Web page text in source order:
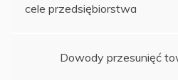
wpisu
cele przedsiębiorstwa
Dowody przesunięć